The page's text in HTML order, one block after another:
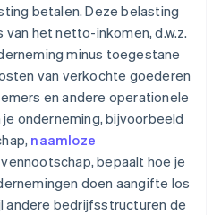
betalen. Deze belasting
het netto-inkomen, d.w.z.
minus toegestane
van verkochte goederen
en andere operationele
onderneming, bijvoorbeeld
naamloze
bepaalt hoe je
doen aangifte los
andere bedrijfsstructuren de